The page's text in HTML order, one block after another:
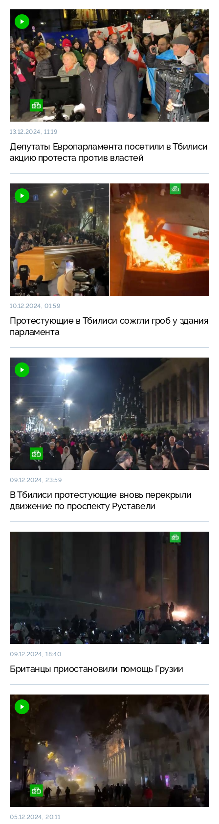
13.12.2024, 11:19
Депутаты Европарламента посетили в Тбилиси
акцию протеста против властей
10.12.2024, 01:59
Протестующие в Тбилиси сожгли гроб у здания
парламента
09.12.2024, 23:59
В Тбилиси протестующие вновь перекрыли
движение по проспекту Руставели
09.12.2024, 18:40
Британцы приостановили помощь Грузии
05.12.2024, 20:11